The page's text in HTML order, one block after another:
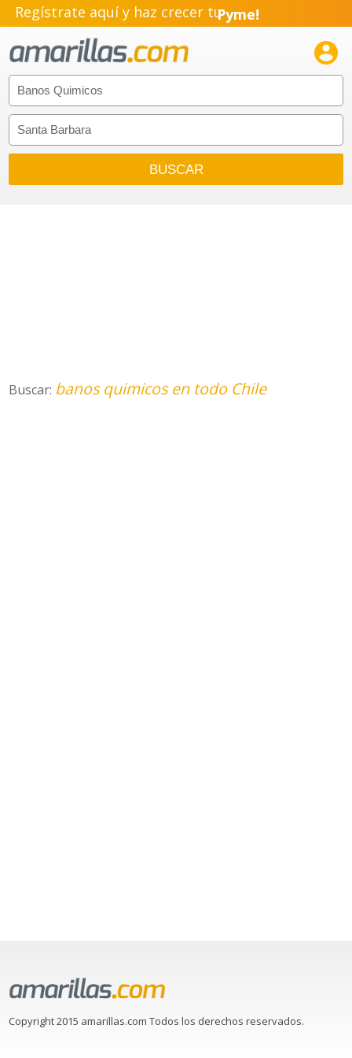
Regístrate aquí y haz crecer tuPyme!
Emprendimiento!

Buscar: banos quimicos en todo Chile
Copyright 2015 amarillas.com Todos los derechos reservados.